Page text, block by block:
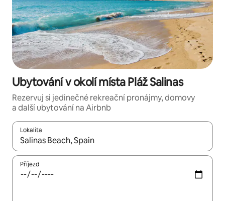
Ubytování v okolí místa Pláž Salinas
Rezervuj si jedinečné rekreační pronájmy, domovy
a další ubytování na Airbnb
Lokalita
Až budou výsledky k dispozici, můžeš si je procházet pomocí
Příjezd